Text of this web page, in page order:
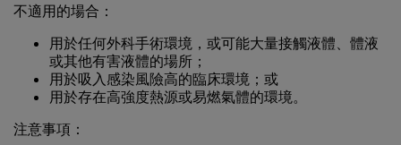
不適用的場合：
用於任何外科手術環境，或可能大量接觸液體、體液
或其他有害液體的場所；
用於吸入感染風險高的臨床環境；或
用於存在高強度熱源或易燃氣體的環境。
注意事項：